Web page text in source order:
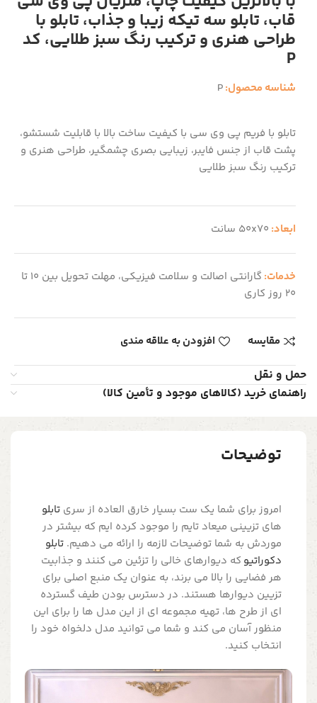
قاب، تابلو سه تیکه زیبا و جذاب، تابلو با
طراحی هنری و ترکیب رنگ سبز طلایی، کد
P
شناسه محصول:P
تابلو با فریم پی وی سی با کیفیت ساخت بالا با قابلیت شستشو،
پشت قاب از جنس فایبر، زیبایی بصری چشمگیر، طراحی هنری و
ترکیب رنگ سبز طلایی
ابعاد: 50x70 سانت
خدمات:
گارانتی اصالت و سلامت فیزیکی، مهلت تحویل بین 10 تا
20 روز کاری
مقایسه افزودن به علاقه مندی
حمل و نقل
راهنمای خرید (کالاهای موجود و تأمین کالا)
توضیحات
امروز برای شما یک ست بسیار خارق العاده از سری تابلو
های تزیینی میعاد تایم را موجود کرده ایم که بیشتر در
موردش به شما توضیحات لازمه را ارائه می دهیم. تابلو
دکوراتیو که دیوارهای خالی را تزئین می کنند و جذابیت
هر فضایی را بالا می برند، به عنوان یک منبع اصلی برای
تزیین دیوارها هستند. در دسترس بودن طیف گسترده
ای از طرح ها، تهیه مجموعه ای از این مدل ها را برای این
منظور آسان می کند و شما می توانید مدل دلخواه خود را
انتخاب کنید.